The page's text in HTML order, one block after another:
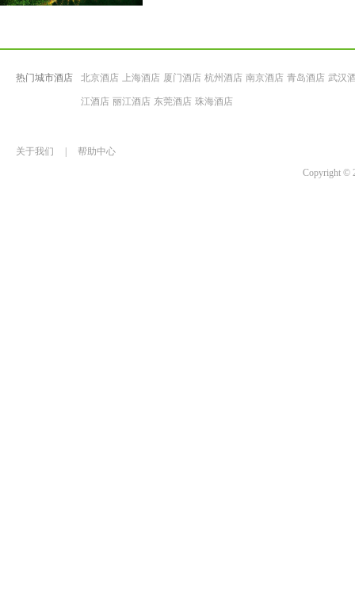
热门城市酒店 北京酒店 上海酒店 厦门酒店 杭州酒店 南京酒店 青岛酒店 武汉
江酒店 丽江酒店 东莞酒店 珠海酒店
关于我们
帮助中心
Copyright ©